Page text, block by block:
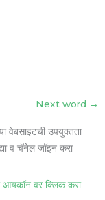
Next word →
वेबसाइटची उपयुक्तता
व चॅनेल जॉइन करा
आयकॉन वर क्लिक करा